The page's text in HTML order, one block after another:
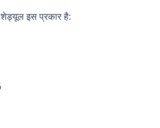
शेड्यूल इस प्रकार है: